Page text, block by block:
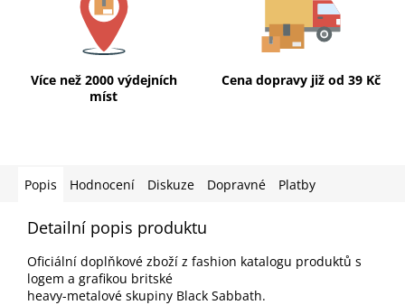
Více než 2000 výdejních
míst
Cena dopravy již od 39 Kč
Popis Hodnocení Diskuze Dopravné Platby
Detailní popis produktu
Oficiální doplňkové zboží z fashion katalogu produktů s
logem a grafikou britské
heavy-metalové skupiny Black Sabbath.